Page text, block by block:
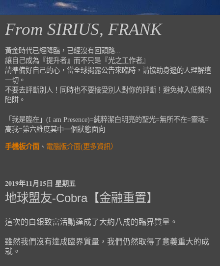
From SIRIUS, FRANK
黃金時代已經降臨，已經沒有回頭路...
讓自己成為『提升者』而不只是『光之工作者』
請準備好自己的心，當全球揭露公告來臨時，請協助身邊的人理解這
一切。
不要去評斷別人！同時也不要接受別人對你的評斷！避免掉入低頻的
陷阱。
「我是臨在」(I am Presence)=純粹潔白明亮的聖光=無所不在=靈魂=
高我=第六維度其中一個狀態面向
手機板介面 、 電腦版介面(更多資訊）
2019年11月15日 星期五
地球盟友-Cobra【金融重置】
這次的白銀致富活動達成了大約八成的臨界質量。
雖然我們沒有達成臨界質量，我們仍然取得了意義重大的成
就。